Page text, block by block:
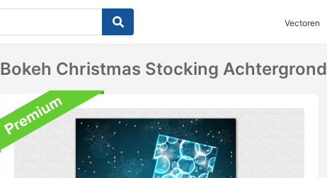
Vectoren
Bokeh Christmas Stocking Achtergrond